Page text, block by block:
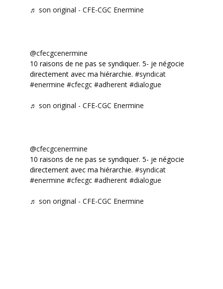
♬ son original - CFE-CGC Enermine
@cfecgcenermine
10 raisons de ne pas se syndiquer. 5- je négocie
directement avec ma hiérarchie. #syndicat
#enermine #cfecgc #adherent #dialogue
♬ son original - CFE-CGC Enermine
@cfecgcenermine
10 raisons de ne pas se syndiquer. 5- je négocie
directement avec ma hiérarchie. #syndicat
#enermine #cfecgc #adherent #dialogue
♬ son original - CFE-CGC Enermine